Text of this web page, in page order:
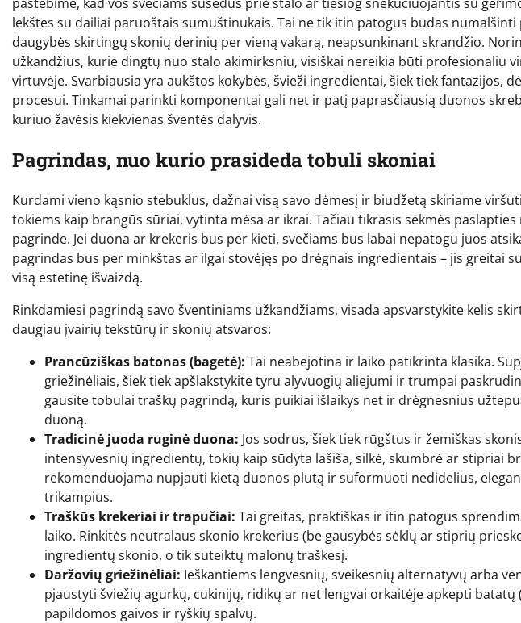
lėkštės su dailiai paruoštais sumuštinukais. Tai ne tik itin patogus būdas
daugybės skirtingų skonių derinių per vieną vakarą, neapsunkinant skrandžio.
užkandžius, kurie dingtų nuo stalo akimirksniu, visiškai nereikia būti profesionaliu
virtuvėje. Svarbiausia yra aukštos kokybės, švieži ingredientai, šiek tiek fantazijos,
procesui. Tinkamai parinkti komponentai gali net ir patį paprasčiausią duonos
kuriuo žavėsis kiekvienas šventės dalyvis.
Pagrindas, nuo kurio prasideda tobuli skoniai
Kurdami vieno kąsnio stebuklus, dažnai visą savo dėmesį ir biudžetą skiriame
tokiems kaip brangūs sūriai, vytinta mėsa ar ikrai. Tačiau tikrasis sėkmės
pagrinde. Jei duona ar krekeris bus per kieti, svečiams bus labai nepatogu juos
pagrindas bus per minkštas ar ilgai stovėjęs po drėgnais ingredientais – jis greitai
visą estetinę išvaizdą.
Rinkdamiesi pagrindą savo šventiniams užkandžiams, visada apsvarstykite kelis
daugiau įvairių tekstūrų ir skonių atsvaros:
Prancūziškas batonas (bagetė): Tai neabejotina ir laiko patikrinta klasika.
griežinėliais, šiek tiek apšlakstykite tyru alyvuogių aliejumi ir trumpai
gausite tobulai traškų pagrindą, kuris puikiai išlaikys net ir drėgnesnius
duoną.
Tradicinė juoda ruginė duona: Jos sodrus, šiek tiek rūgštus ir žemiškas
intensyvesnių ingredientų, tokių kaip sūdyta lašiša, silkė, skumbrė ar stipriai
rekomenduojama nupjauti kietą duonos plutą ir suformuoti nedidelius,
trikampius.
Traškūs krekeriai ir trapučiai: Tai greitas, praktiškas ir itin patogus
laiko. Rinkitės neutralaus skonio krekerius (be gausybės sėklų ar stiprių
ingredientų skonio, o tik suteiktų malonų traškesį.
Daržovių griežinėliai: Ieškantiems lengvesnių, sveikesnių alternatyvų arba
pjaustyti šviežių agurkų, cukinijų, ridikų ar net lengvai orkaitėje apkepti batatų
papildomos gaivos ir ryškių spalvų.